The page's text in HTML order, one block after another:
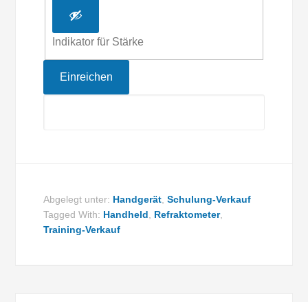
Indikator für Stärke
Abgelegt unter: Handgerät,Schulung-Verkauf
Tagged With: Handheld, Refraktometer,
Training-Verkauf